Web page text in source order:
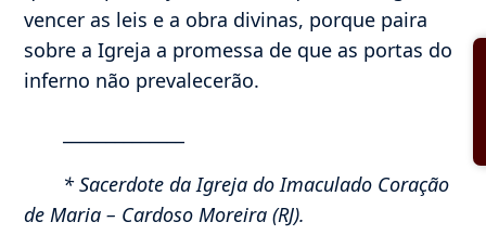
vencer as leis e a obra divinas, porque paira
sobre a Igreja a promessa de que as portas do
inferno não prevalecerão.
* Sacerdote da Igreja do Imaculado Coração
de Maria – Cardoso Moreira (RJ).